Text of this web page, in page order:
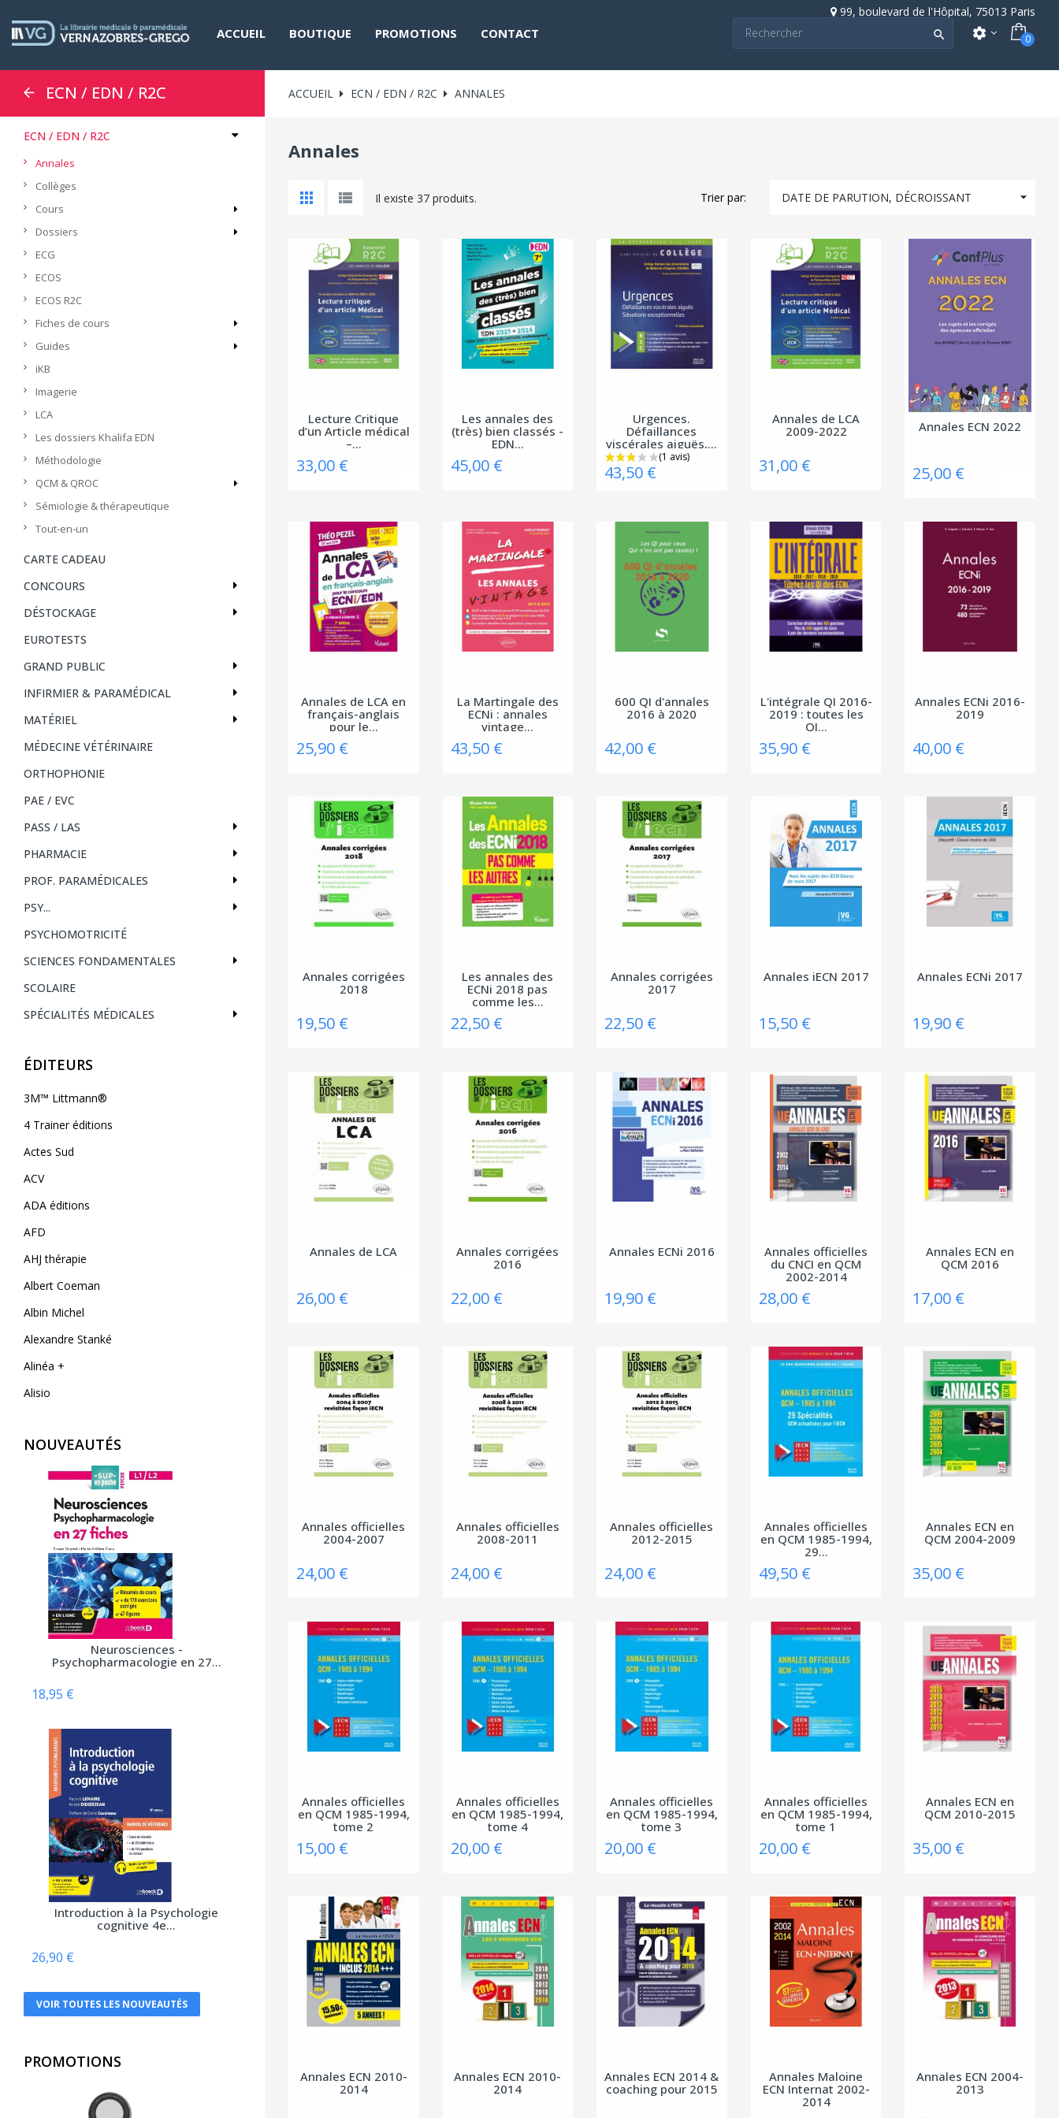
99, boulevard de l'Hôpital, 75013 Paris
ACCUEIL BOUTIQUE PROMOTIONS CONTACT  settings 0
ECN / EDN / R2C
ECN / EDN / R2C
Annales
Collèges
Cours
Dossiers
ECG
ECOS
ECOS R2C
Fiches de cours
Guides
iKB
Imagerie
LCA
Les dossiers Khalifa EDN
Méthodologie
QCM & QROC
Sémiologie & thérapeutique
Tout-en-un
CARTE CADEAU
CONCOURS
DÉSTOCKAGE
EUROTESTS
GRAND PUBLIC
INFIRMIER & PARAMÉDICAL
MATÉRIEL
MÉDECINE VÉTÉRINAIRE
ORTHOPHONIE
PAE / EVC
PASS / LAS
PHARMACIE
PROF. PARAMÉDICALES
PSY...
PSYCHOMOTRICITÉ
SCIENCES FONDAMENTALES
SCOLAIRE
SPÉCIALITÉS MÉDICALES
ÉDITEURS
3M™ Littmann®
4 Trainer éditions
Actes Sud
ACV
ADA éditions
AFD
AHJ thérapie
Albert Coeman
Albin Michel
Alexandre Stanké
Alinéa +
Alisio
Allary éditions
Alpen
Alpha Pict
Alphil éditions
Amphora
Anfortas
Anthemis
Apogée
Arènes (Editions Les)
Armand Colin
Atlande
Balland
Bayard Jeunesse
BD PSY
Belin
Béliveau
Berger Levrault
Biocare
Breal
NOUVEAUTÉS
Neurosciences -
Psychopharmacologie en 27...
18,95 €
Introduction à la Psychologie
cognitive 4e...
26,90 €
VOIR TOUTES LES NOUVEAUTÉS
PROMOTIONS
ACCUEIL ECN / EDN / R2C ANNALES
Annales
Il existe 37 produits. Trier par: DATE DE PARUTION, DÉCROISSANT 
Lecture Critique
d’un Article médical
–...
33,00 €
Les annales des
(très) bien classés -
EDN...
45,00 €
Urgences.
Défaillances
viscérales aiguës,...
43,50 €
Annales de LCA
2009-2022
31,00 €
Annales ECN 2022
25,00 €
Annales de LCA en
français-anglais
pour le...
25,90 €
La Martingale des
ECNi : annales
vintage...
43,50 €
600 QI d'annales
2016 à 2020
42,00 €
L'intégrale QI 2016-
2019 : toutes les
QI...
35,90 €
Annales ECNi 2016-
2019
40,00 €
Annales corrigées
2018
19,50 €
Les annales des
ECNi 2018 pas
comme les...
22,50 €
Annales corrigées
2017
22,50 €
Annales iECN 2017
15,50 €
Annales ECNi 2017
19,90 €
Annales de LCA
26,00 €
Annales corrigées
2016
22,00 €
Annales ECNi 2016
19,90 €
Annales officielles
du CNCI en QCM
2002-2014
28,00 €
Annales ECN en
QCM 2016
17,00 €
Annales officielles
2004-2007
24,00 €
Annales officielles
2008-2011
24,00 €
Annales officielles
2012-2015
24,00 €
Annales officielles
en QCM 1985-1994,
29...
49,50 €
Annales ECN en
QCM 2004-2009
35,00 €
Annales officielles
en QCM 1985-1994,
tome 2
15,00 €
Annales officielles
en QCM 1985-1994,
tome 4
20,00 €
Annales officielles
en QCM 1985-1994,
tome 3
20,00 €
Annales officielles
en QCM 1985-1994,
tome 1
20,00 €
Annales ECN en
QCM 2010-2015
35,00 €
Annales ECN 2010-
2014
Annales ECN 2010-
2014
Annales ECN 2014 &
coaching pour 2015
Annales Maloine
ECN Internat 2002-
2014
Annales ECN 2004-
2013